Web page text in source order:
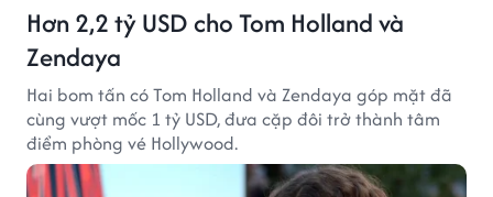
Hơn 2,2 tỷ USD cho Tom Holland và
Zendaya
Hai bom tấn có Tom Holland và Zendaya góp mặt đã
cùng vượt mốc 1 tỷ USD, đưa cặp đôi trở thành tâm
điểm phòng vé Hollywood.